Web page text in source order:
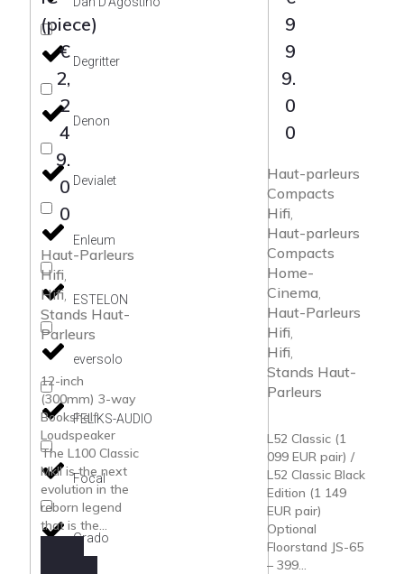
Degritter
Denon
Devialet
Enleum
ESTELON
eversolo
FELIKS-AUDIO
Focal
Grado
(piece)
€
2,
2
4
9.
0
0
Haut-Parleurs
Hifi
Hifi
Stands Haut-
Parleurs
12-inch
(300mm) 3-way
Bookshelf
Loudspeaker
The L100 Classic
MkII is the next
evolution in the
reborn legend
that is the...
9
9
9.
0
0
Haut-parleurs
Compacts
Hifi
Haut-parleurs
Compacts
Home-
Cinema
Haut-Parleurs
Hifi
Hifi
Stands Haut-
Parleurs
L52 Classic (1
099 EUR pair) /
L52 Classic Black
Edition (1 149
EUR pair)
Optional
Floorstand JS-65
– 399...